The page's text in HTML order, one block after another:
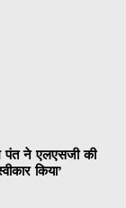
ने एलएसजी की
किया’